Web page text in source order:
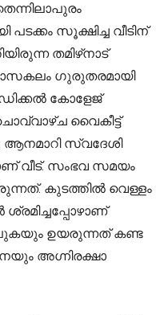
സൂക്ഷിച്ച വീടിന്
തമിഴ്‌നാട്
ഗുരുതരമായി
കോളേജ്
വൈകീട്ട്
സ്വദേശി
വീട്. സംഭവ സമയം
കുടത്തിൽ വെള്ളം
പുകയും ഉയരുന്നത് കണ്ട
അഗ്നിരക്ഷാ